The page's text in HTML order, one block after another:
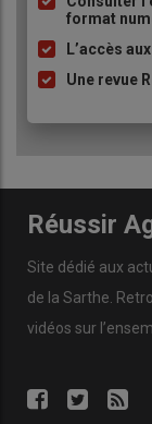
puceformat
L’accès
Une revue
Réussir
Site dédié aux
de la Sarthe.
vidéos sur